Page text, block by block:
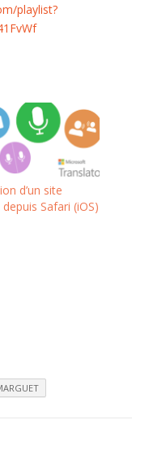
playlist?
d’un site
Safari (iOS)